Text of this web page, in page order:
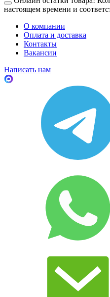
настоящем времени и
О компании
Оплата и доставка
Контакты
Вакансии
Написать нам